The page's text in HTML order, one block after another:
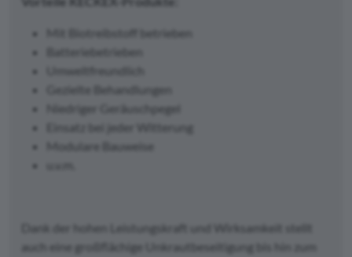
Mit Biotreibstoff betrieben
Batteriebetrieben
Umweltfreundlich
Gezielte Behandlungen
Niedriger Geräuschpegel
Einsatz bei jeder Witterung
Modulare Bauweise
Dank der hohen Leistungskraft und Wirksamkeit stellt
auch eine großflächige Unkrautbeseitigung bis hin zum